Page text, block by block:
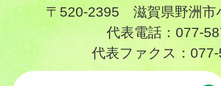
〒520-2395 滋賀県野洲市
代表電話： 077-
代表ファクス：